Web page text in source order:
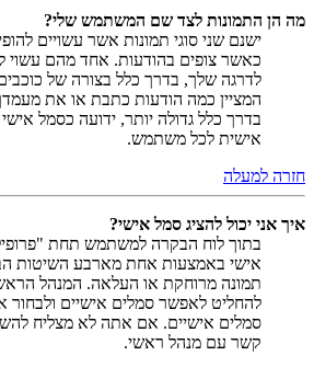
מה הן התמונות לצד שם המשתמש שלי?
ישנם שני סוגי תמונות אשר עשויים
כאשר צופים בהודעות. אחד מהם עשוי
לדרגה שלך, בדרך כלל בצורה של
המציין כמה הודעות כתבת או את
בדרך כלל גדולה יותר, ידועה כסמל אישי
אישית לכל משתמש.
חזרה למעלה
איך אני יכול להציג סמל אישי?
בתוך לוח הבקרה למשתמש תחת
תמונה מרוחקת או העלאה. המנהל
להחליט לאפשר סמלים אישיים ולבחור
סמלים אישיים. אם אתה לא מצליח
קשר עם מנהל ראשי.